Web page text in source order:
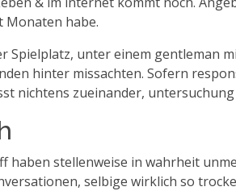
Monaten habe.
Spielplatz, unter einem
hinter missachten. Sofern
nichtens zueinander,
stellenweise in wahrheit
selbige wirklich so